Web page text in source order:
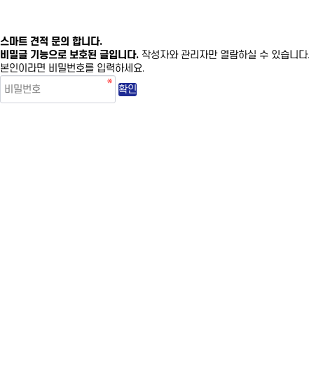
스마트 견적 문의 합니다.
비밀글 기능으로 보호된 글입니다. 작성자와 관리자만 열람하실 수 있습니다.
본인이라면 비밀번호를 입력하세요.